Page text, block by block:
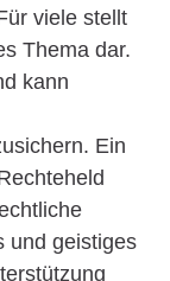
viele stellt
Thema dar.
kann
Ein
und geistiges